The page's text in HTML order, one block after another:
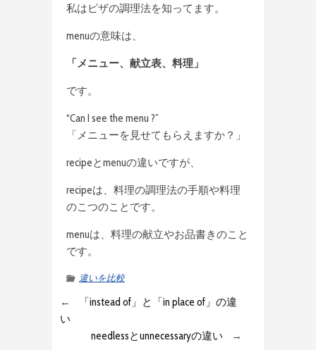
私はピザの調理法を知ってます。
menuの意味は、
「メニュー、献立表、料理」
です。
“Can I see the menu ?”
「メニューを見せてもらえますか？」
recipeとmenuの違いですが、
recipeは、料理の調理法の手順や料理
のこつのことです。
menuは、料理の献立やお品書きのこと
です。
違いを比較
←
「instead of」と「in place of」の違
い
needlessとunnecessaryの違い
→